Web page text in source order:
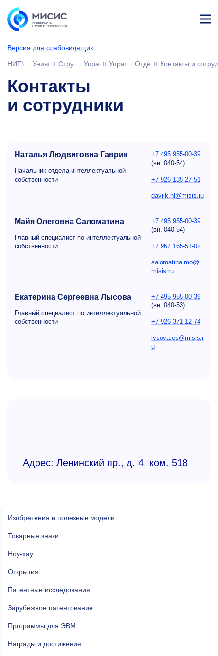
Версия для слабовидящих
ине
НИТУ МИСИСУниверситетСтруктура университета
УправленияУправление науки (УН)
Отдел интеллектуальной
Контакты и
Контакты
и сотрудники
Наталья Людвиговна Гаврик
Начальник отдела интеллектуальной
собственности
+7 495 955-00-39
(вн. 040-54)
+7 926 135-27-51
gavrik.nl@misis.ru
Майя Олеговна Саломатина
Главный специалист по интеллектуальной
собственности
+7 495 955-00-39
(вн. 040-54)
+7 967 165-51-02
salomatina.mo@
misis.ru
Екатерина Сергеевна Лысова
Главный специалист по интеллектуальной
собственности
+7 495 955-00-39
(вн. 040-53)
+7 926 371-12-74
lysova.es@misis.r
u
Адрес: Ленинский пр., д. 4, ком. 518
Изобретения и полезные модели
Товарные знаки
Ноу-хау
Открытия
Патентные исследования
Зарубежное патентование
Программы для ЭВМ
Награды и достижения